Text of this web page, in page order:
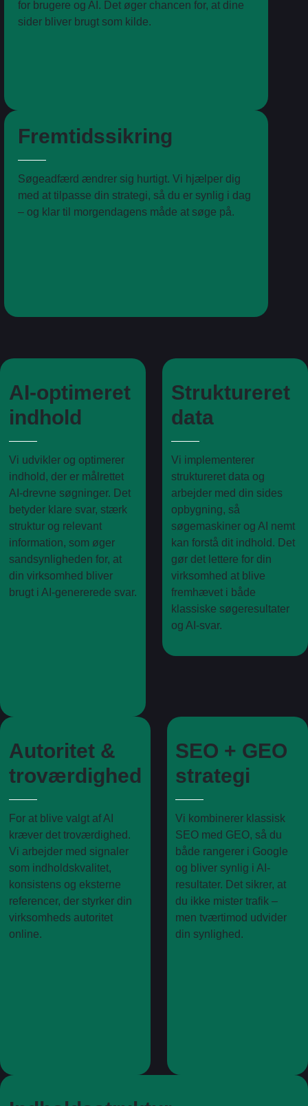
for brugere og AI. Det øger chancen for, at dine
sider bliver brugt som kilde.
Fremtidssikring
Søgeadfærd ændrer sig hurtigt. Vi hjælper dig
med at tilpasse din strategi, så du er synlig i dag
– og klar til morgendagens måde at søge på.
AI-optimeret
indhold
Vi udvikler og optimerer
indhold, der er målrettet
AI-drevne søgninger. Det
betyder klare svar, stærk
struktur og relevant
information, som øger
sandsynligheden for, at
din virksomhed bliver
brugt i AI-genererede svar.
Struktureret
data
Vi implementerer
struktureret data og
arbejder med din sides
opbygning, så
søgemaskiner og AI nemt
kan forstå dit indhold. Det
gør det lettere for din
virksomhed at blive
fremhævet i både
klassiske søgeresultater
og AI-svar.
Autoritet &
troværdighed
For at blive valgt af AI
kræver det troværdighed.
Vi arbejder med signaler
som indholdskvalitet,
konsistens og eksterne
referencer, der styrker din
virksomheds autoritet
online.
SEO + GEO
strategi
Vi kombinerer klassisk
SEO med GEO, så du
både rangerer i Google
og bliver synlig i AI-
resultater. Det sikrer, at
du ikke mister trafik –
men tværtimod udvider
din synlighed.